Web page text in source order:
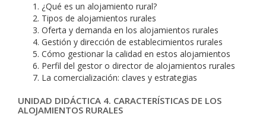
¿Qué es un alojamiento rural?
Tipos de alojamientos rurales
Oferta y demanda en los alojamientos rurales
Gestión y dirección de establecimientos rurales
Cómo gestionar la calidad en estos alojamientos
Perfil del gestor o director de alojamientos rurales
La comercialización: claves y estrategias
UNIDAD DIDÁCTICA 4. CARACTERÍSTICAS DE LOS
ALOJAMIENTOS RURALES